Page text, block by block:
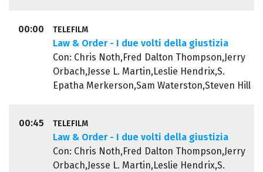
00:00 TELEFILM
Law & Order - I due volti della giustizia
Con: Chris Noth,Fred Dalton Thompson,Jerry
Orbach,Jesse L. Martin,Leslie Hendrix,S.
Epatha Merkerson,Sam Waterston,Steven Hill
00:45 TELEFILM
Law & Order - I due volti della giustizia
Con: Chris Noth,Fred Dalton Thompson,Jerry
Orbach,Jesse L. Martin,Leslie Hendrix,S.